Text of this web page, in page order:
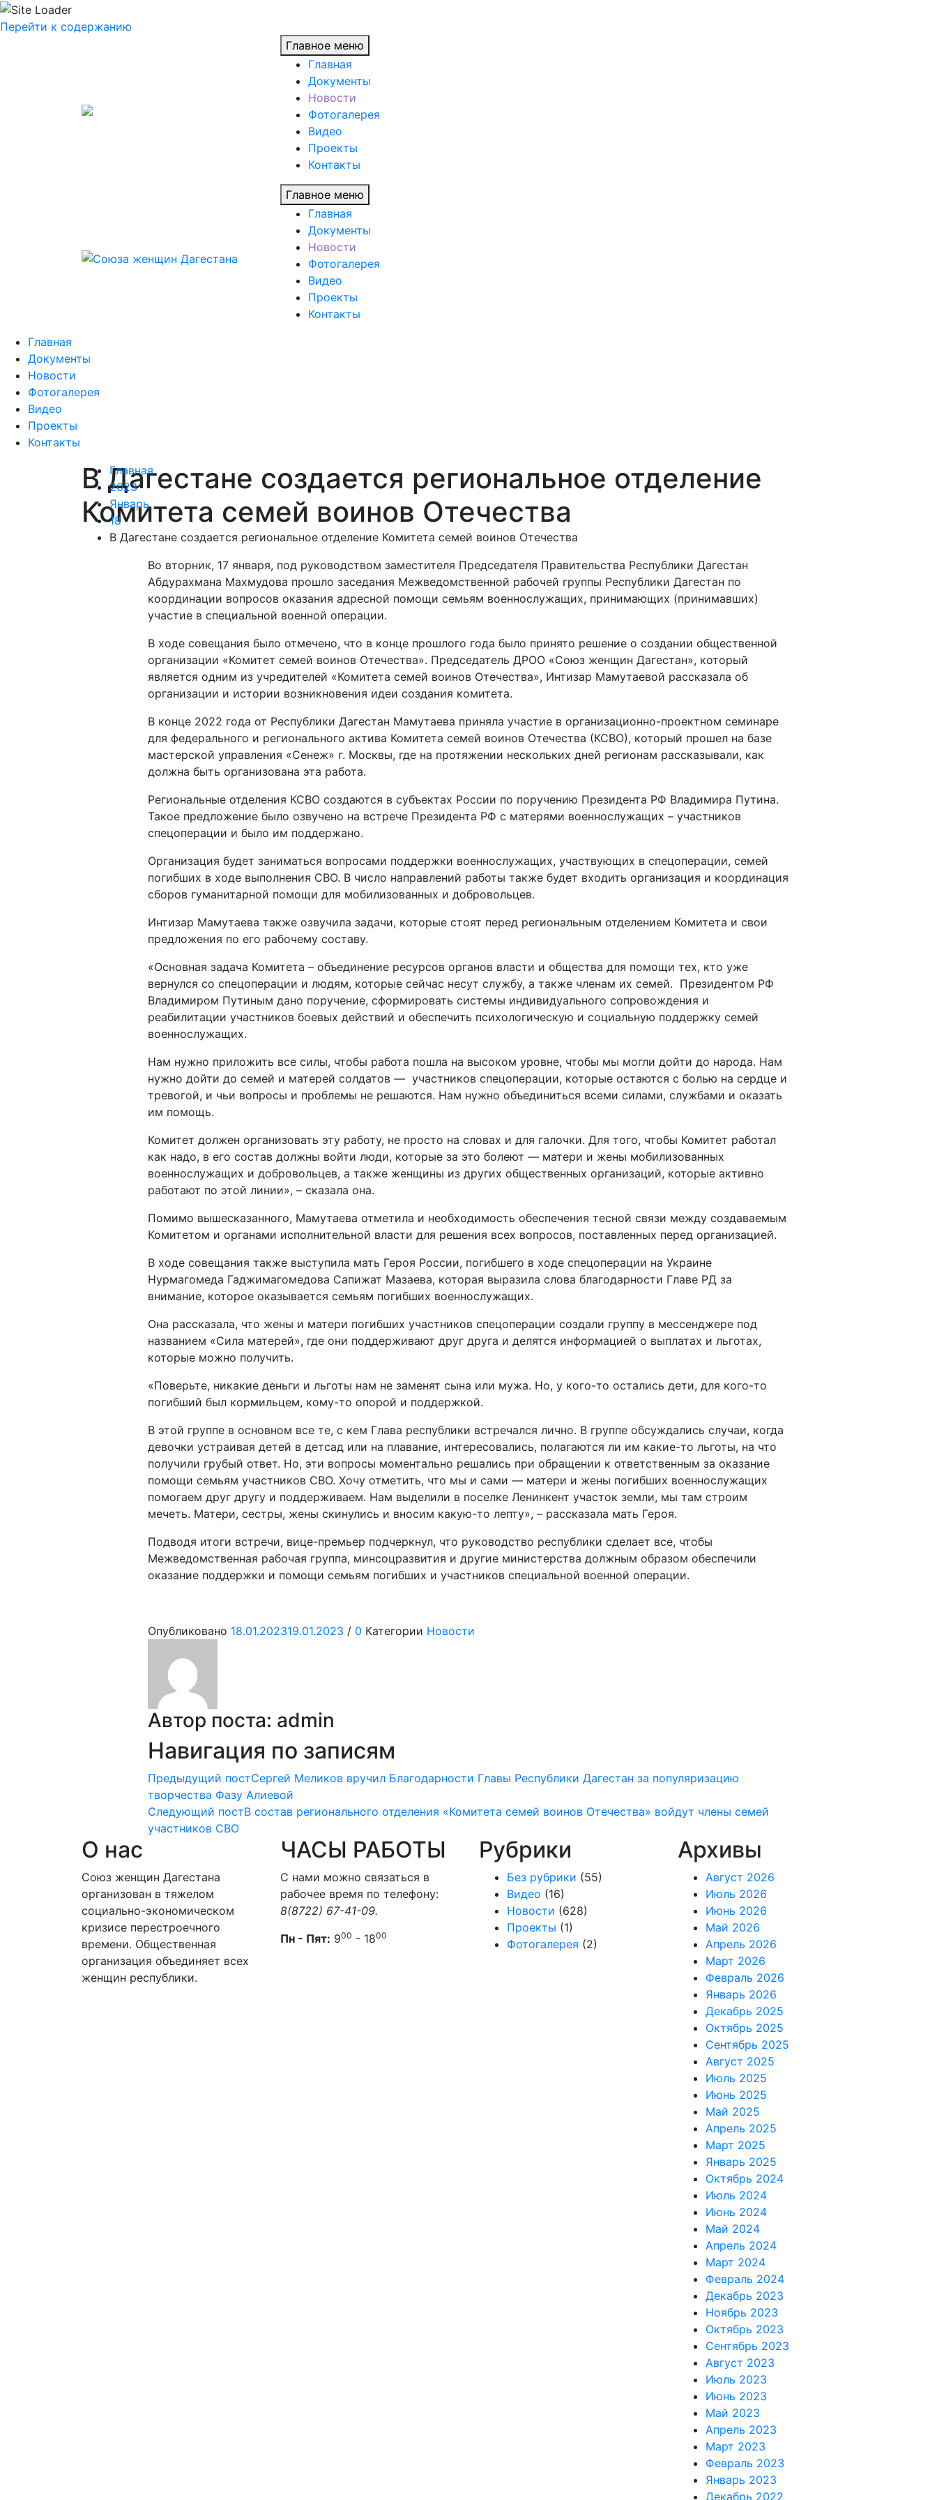
Перейти к содержанию
Главное меню
Главная
Документы
Новости
Фотогалерея
Видео
Проекты
Контакты
Главное меню
Главная
Документы
Новости
Фотогалерея
Видео
Проекты
Контакты
Главная
Документы
Новости
Фотогалерея
Видео
Проекты
Контакты
В Дагестане создается региональное отделение
Комитета семей воинов Отечества
Главная
2023
Январь
18
В Дагестане создается региональное отделение Комитета семей воинов Отечества
Во вторник, 17 января, под руководством заместителя Председателя Правительства Республики Дагестан
Абдурахмана Махмудова прошло заседания Межведомственной рабочей группы Республики Дагестан по
координации вопросов оказания адресной помощи семьям военнослужащих, принимающих (принимавших)
участие в специальной военной операции.
В ходе совещания было отмечено, что в конце прошлого года было принято решение о создании общественной
организации «Комитет семей воинов Отечества». Председатель ДРОО «Союз женщин Дагестан», который
является одним из учредителей «Комитета семей воинов Отечества», Интизар Мамутаевой рассказала об
организации и истории возникновения идеи создания комитета.
В конце 2022 года от Республики Дагестан Мамутаева приняла участие в организационно-проектном семинаре
для федерального и регионального актива Комитета семей воинов Отечества (КСВО), который прошел на базе
мастерской управления «Сенеж» г. Москвы, где на протяжении нескольких дней регионам рассказывали, как
должна быть организована эта работа.
Региональные отделения КСВО создаются в субъектах России по поручению Президента РФ Владимира Путина.
Такое предложение было озвучено на встрече Президента РФ с матерями военнослужащих – участников
спецоперации и было им поддержано.
Организация будет заниматься вопросами поддержки военнослужащих, участвующих в спецоперации, семей
погибших в ходе выполнения СВО. В число направлений работы также будет входить организация и координация
сборов гуманитарной помощи для мобилизованных и добровольцев.
Интизар Мамутаева также озвучила задачи, которые стоят перед региональным отделением Комитета и свои
предложения по его рабочему составу.
«Основная задача Комитета – объединение ресурсов органов власти и общества для помощи тех, кто уже
вернулся со спецоперации и людям, которые сейчас несут службу, а также членам их семей. Президентом РФ
Владимиром Путиным дано поручение, сформировать системы индивидуального сопровождения и
реабилитации участников боевых действий и обеспечить психологическую и социальную поддержку семей
военнослужащих.
Нам нужно приложить все силы, чтобы работа пошла на высоком уровне, чтобы мы могли дойти до народа. Нам
нужно дойти до семей и матерей солдатов — участников спецоперации, которые остаются с болью на сердце и
тревогой, и чьи вопросы и проблемы не решаются. Нам нужно объединиться всеми силами, службами и оказать
им помощь.
Комитет должен организовать эту работу, не просто на словах и для галочки. Для того, чтобы Комитет работал
как надо, в его состав должны войти люди, которые за это болеют — матери и жены мобилизованных
военнослужащих и добровольцев, а также женщины из других общественных организаций, которые активно
работают по этой линии», – сказала она.
Помимо вышесказанного, Мамутаева отметила и необходимость обеспечения тесной связи между создаваемым
Комитетом и органами исполнительной власти для решения всех вопросов, поставленных перед организацией.
В ходе совещания также выступила мать Героя России, погибшего в ходе спецоперации на Украине
Нурмагомеда Гаджимагомедова Сапижат Мазаева, которая выразила слова благодарности Главе РД за
внимание, которое оказывается семьям погибших военнослужащих.
Она рассказала, что жены и матери погибших участников спецоперации создали группу в мессенджере под
названием «Сила матерей», где они поддерживают друг друга и делятся информацией о выплатах и льготах,
которые можно получить.
«Поверьте, никакие деньги и льготы нам не заменят сына или мужа. Но, у кого-то остались дети, для кого-то
погибший был кормильцем, кому-то опорой и поддержкой.
В этой группе в основном все те, с кем Глава республики встречался лично. В группе обсуждались случаи, когда
девочки устраивая детей в детсад или на плавание, интересовались, полагаются ли им какие-то льготы, на что
получили грубый ответ. Но, эти вопросы моментально решались при обращении к ответственным за оказание
помощи семьям участников СВО. Хочу отметить, что мы и сами — матери и жены погибших военнослужащих
помогаем друг другу и поддерживаем. Нам выделили в поселке Ленинкент участок земли, мы там строим
мечеть. Матери, сестры, жены скинулись и вносим какую-то лепту», – рассказала мать Героя.
Подводя итоги встречи, вице-премьер подчеркнул, что руководство республики сделает все, чтобы
Межведомственная рабочая группа, минсоцразвития и другие министерства должным образом обеспечили
оказание поддержки и помощи семьям погибших и участников специальной военной операции.
Опубликовано 18.01.202319.01.2023 / 0 Категории Новости
Автор поста: admin
Навигация по записям
Предыдущий постСергей Меликов вручил Благодарности Главы Республики Дагестан за популяризацию
творчества Фазу Алиевой
Следующий постВ состав регионального отделения «Комитета семей воинов Отечества» войдут члены семей
участников СВО
О нас
Союз женщин Дагестана
организован в тяжелом
социально-экономическом
кризисе перестроечного
времени. Общественная
организация объединяет всех
женщин республики.
ЧАСЫ РАБОТЫ
С нами можно связаться в
рабочее время по телефону:
8(8722) 67-41-09.
Пн - Пят: 900 - 1800
Рубрики
Без рубрики (55)
Видео (16)
Новости (628)
Проекты (1)
Фотогалерея (2)
Архивы
Август 2026
Июль 2026
Июнь 2026
Май 2026
Апрель 2026
Март 2026
Февраль 2026
Январь 2026
Декабрь 2025
Октябрь 2025
Сентябрь 2025
Август 2025
Июль 2025
Июнь 2025
Май 2025
Апрель 2025
Март 2025
Январь 2025
Октябрь 2024
Июль 2024
Июнь 2024
Май 2024
Апрель 2024
Март 2024
Февраль 2024
Декабрь 2023
Ноябрь 2023
Октябрь 2023
Сентябрь 2023
Август 2023
Июль 2023
Июнь 2023
Май 2023
Апрель 2023
Март 2023
Февраль 2023
Январь 2023
Декабрь 2022